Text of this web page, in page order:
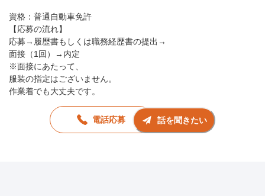
資格：普通自動車免許
【応募の流れ】
応募→履歴書もしくは職務経歴書の提出→
面接（1回）→内定
※面接にあたって、
服装の指定はございません。
作業着でも大丈夫です。
電話応募 話を聞きたい